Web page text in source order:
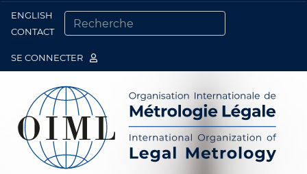
ENGLISH
CONTACT
SE CONNECTER